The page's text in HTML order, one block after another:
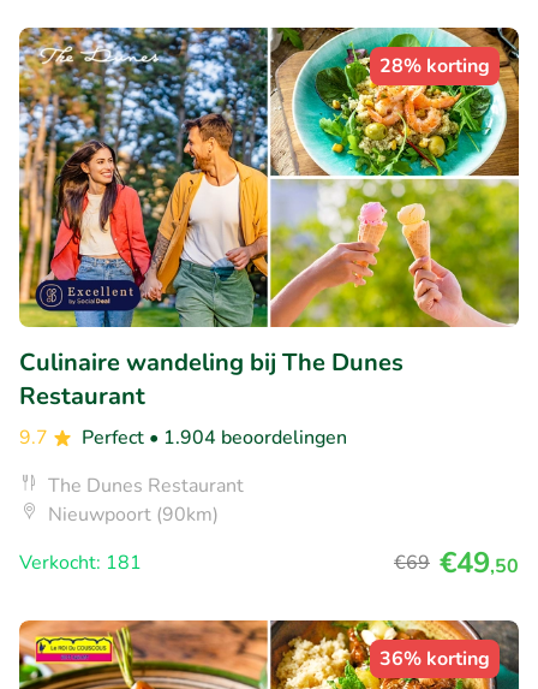
28% korting
Culinaire wandeling bij The Dunes
Restaurant
9.7 Perfect • 1.904 beoordelingen
The Dunes Restaurant
Nieuwpoort (90km)
Verkocht: 181
€69 €49,50
36% korting